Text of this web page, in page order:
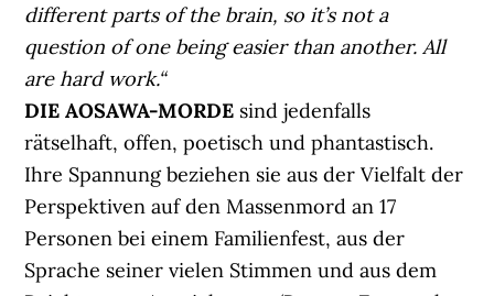
different parts of the brain, so it’s not a
question of one being easier than another. All
are hard work.“
DIE AOSAWA-MORDE sind jedenfalls
rätselhaft, offen, poetisch und phantastisch.
Ihre Spannung beziehen sie aus der Vielfalt der
Perspektiven auf den Massenmord an 17
Personen bei einem Familienfest, aus der
Sprache seiner vielen Stimmen und aus dem